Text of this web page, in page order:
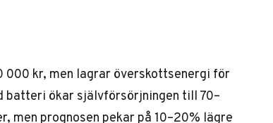
000 kr, men lagrar överskottsenergi för
ökar självförsörjningen till 70–
prognosen pekar på 10–20% lägre